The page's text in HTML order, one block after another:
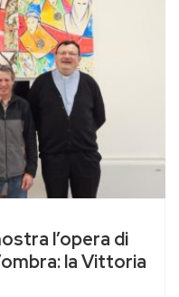
l’opera di
la Vittoria